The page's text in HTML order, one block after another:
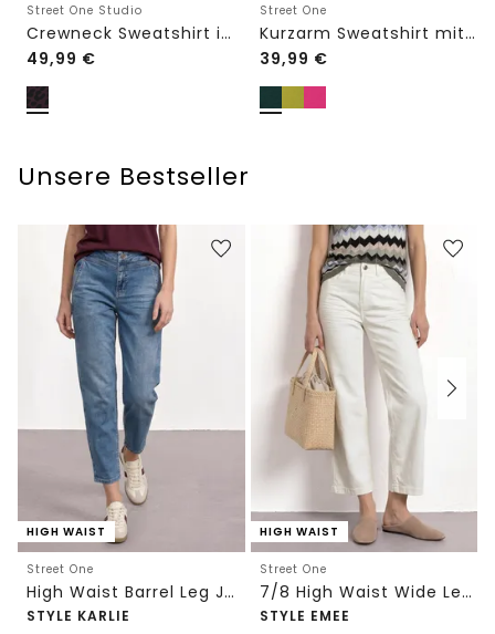
Street One Studio
Crewneck Sweatshirt im Loose Fit
49,99 €
Street One
Kurzarm Sweatshirt mit Rundhals
39,99 €
Unsere Bestseller
HIGH WAIST
Street One
High Waist Barrel Leg Jeans im Loose Fit
STYLE KARLIE
HIGH WAIST
Street One
7/8 High Waist Wide Leg Jeans im Loose Fit
STYLE EMEE